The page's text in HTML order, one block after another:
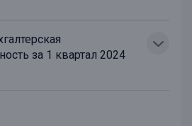
за 1 квартал 2024